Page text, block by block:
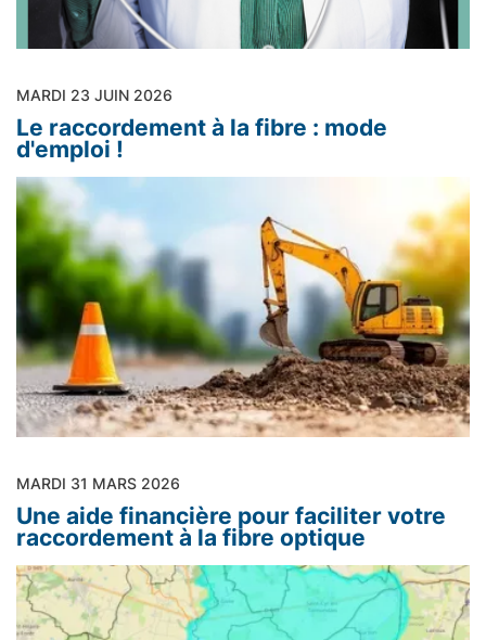
MARDI 23 JUIN 2026
Le raccordement à la fibre : mode
d'emploi !
MARDI 31 MARS 2026
Une aide financière pour faciliter votre
raccordement à la fibre optique